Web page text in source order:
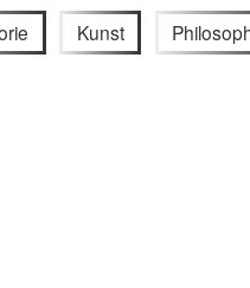
Kunst